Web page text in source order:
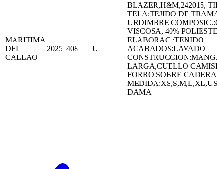
MARITIMA
DEL
CALLAO
2025 408 U
BLAZER,H&M,242015,
TELA:TEJIDO DE
VISCOSA, 40%
ELABORAC.:TENIDO
ACABADOS:LAVADO
LARGA,CUELLO
FORRO,SOBRE
DAMA